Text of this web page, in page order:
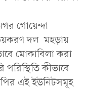
গোয়েন্দা
দল মহড়ায়
মোকাবিলা করা
কীভাবে
এই ইউনিটসমূহ